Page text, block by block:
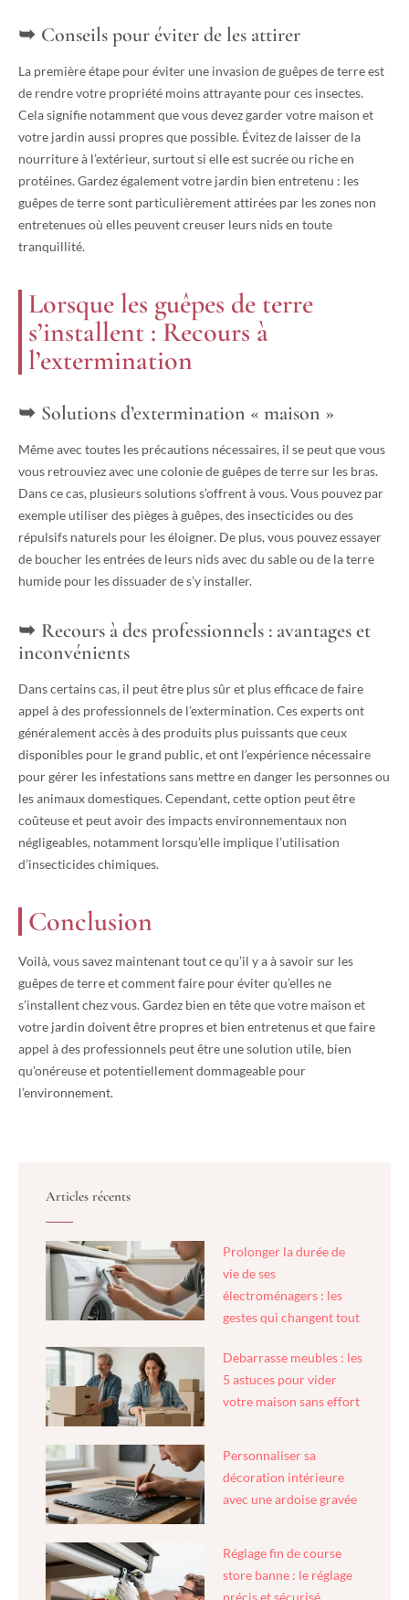
Conseils pour éviter de les attirer
La première étape pour éviter une invasion de guêpes de terre est
de rendre votre propriété moins attrayante pour ces insectes.
Cela signifie notamment que vous devez garder votre maison et
votre jardin aussi propres que possible. Évitez de laisser de la
nourriture à l’extérieur, surtout si elle est sucrée ou riche en
protéines. Gardez également votre jardin bien entretenu : les
guêpes de terre sont particulièrement attirées par les zones non
entretenues où elles peuvent creuser leurs nids en toute
tranquillité.
Lorsque les guêpes de terre
s’installent : Recours à
l’extermination
Solutions d’extermination « maison »
Même avec toutes les précautions nécessaires, il se peut que vous
vous retrouviez avec une colonie de guêpes de terre sur les bras.
Dans ce cas, plusieurs solutions s’offrent à vous. Vous pouvez par
exemple utiliser des pièges à guêpes, des insecticides ou des
répulsifs naturels pour les éloigner. De plus, vous pouvez essayer
de boucher les entrées de leurs nids avec du sable ou de la terre
humide pour les dissuader de s’y installer.
Recours à des professionnels : avantages et
inconvénients
Dans certains cas, il peut être plus sûr et plus efficace de faire
appel à des professionnels de l’extermination. Ces experts ont
généralement accès à des produits plus puissants que ceux
disponibles pour le grand public, et ont l’expérience nécessaire
pour gérer les infestations sans mettre en danger les personnes ou
les animaux domestiques. Cependant, cette option peut être
coûteuse et peut avoir des impacts environnementaux non
négligeables, notamment lorsqu’elle implique l’utilisation
d’insecticides chimiques.
Conclusion
Voilà, vous savez maintenant tout ce qu’il y a à savoir sur les
guêpes de terre et comment faire pour éviter qu’elles ne
s’installent chez vous. Gardez bien en tête que votre maison et
votre jardin doivent être propres et bien entretenus et que faire
appel à des professionnels peut être une solution utile, bien
qu’onéreuse et potentiellement dommageable pour
l’environnement.
Articles récents
Prolonger la durée de
vie de ses
électroménagers : les
gestes qui changent tout
Debarrasse meubles : les
5 astuces pour vider
votre maison sans effort
Personnaliser sa
décoration intérieure
avec une ardoise gravée
Réglage fin de course
store banne : le réglage
précis et sécurisé